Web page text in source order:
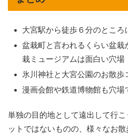
大宮駅から徒歩６分のところ
盆栽町と言われるくらい盆栽
栽ミュージアムは面白い穴場
氷川神社と大宮公園のお散歩
漫画会館や鉄道博物館も穴場
単独の目的地として遠出して行
ットではないものの、様々なお